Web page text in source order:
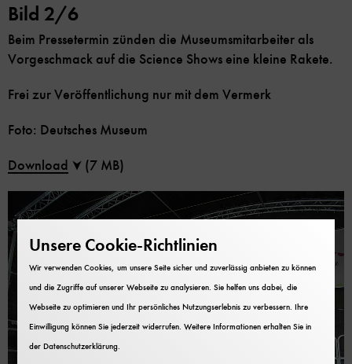
Bild 2/6
Beim Pressetermin zünden die Museumsmitarbeiter als
Vorgeschmack auf die Science Shows eine kleine Rakete.
Frei zur Veröffentlichung nur mit dem Vermerk
Foto: Deutsches Museum
Download (7 MB)
Unsere Cookie-Richtlinien
Wir verwenden Cookies, um unsere Seite sicher und zuverlässig anbieten zu können
und die Zugriffe auf unserer Webseite zu analysieren. Sie helfen uns dabei, die
Webseite zu optimieren und Ihr persönliches Nutzungserlebnis zu verbessern. Ihre
Einwilligung können Sie jederzeit widerrufen. Weitere Informationen erhalten Sie in
derDatenschutzerklärung